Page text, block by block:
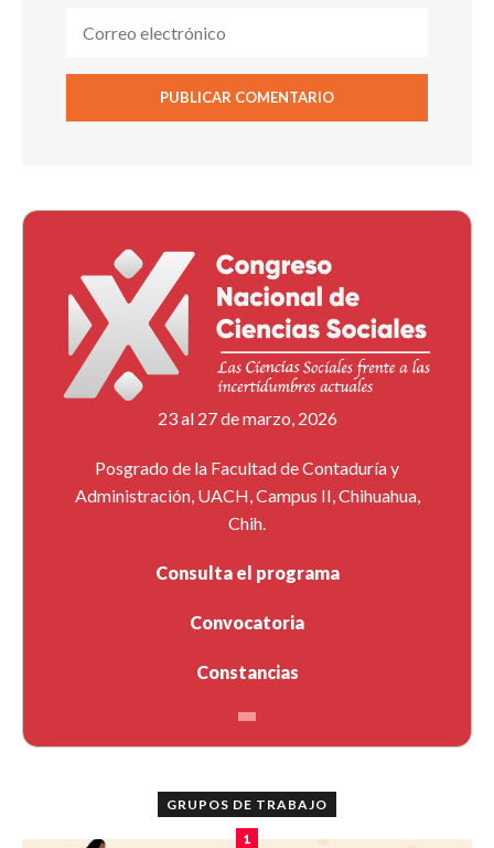
23 al 27 de marzo, 2026
Posgrado de la Facultad de Contaduría y
Administración, UACH, Campus II, Chihuahua,
Chih.
Consulta el programa
Convocatoria
Constancias
GRUPOS DE TRABAJO
1